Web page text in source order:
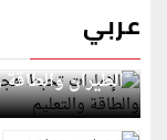
عربي
الإمارات تحبط
الطيران والطاقة